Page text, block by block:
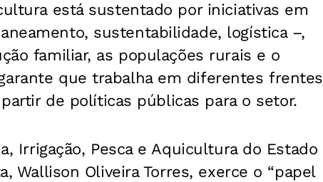
está sustentado por iniciativas em
sustentabilidade, logística –,
familiar, as populações rurais e o
que trabalha em diferentes frentes
de políticas públicas para o setor.
Irrigação, Pesca e Aquicultura do Estado
Wallison Oliveira Torres, exerce o “papel